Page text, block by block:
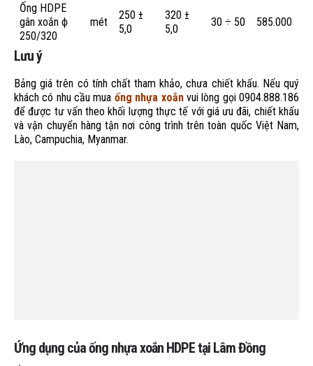
Ống HDPE
gân xoắn ϕ
250/320
mét
250 ±
5,0
320 ±
5,0
30 ÷ 50 585.000
Lưu ý
Bảng giá trên có tính chất tham khảo, chưa chiết khấu. Nếu quý
khách có nhu cầu mua ống nhựa xoắnvui lòng gọi 0904.888.186
để được tư vấn theo khối lượng thực tế với giá ưu đãi, chiết khấu
và vận chuyển hàng tận nơi công trình trên toàn quốc Việt Nam,
Lào, Campuchia, Myanmar.
Ứng dụng của ống nhựa xoắn HDPE tại Lâm Đồng